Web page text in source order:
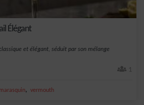
Élégant
et élégant, séduit par son mélange
1
marasquin, vermouth